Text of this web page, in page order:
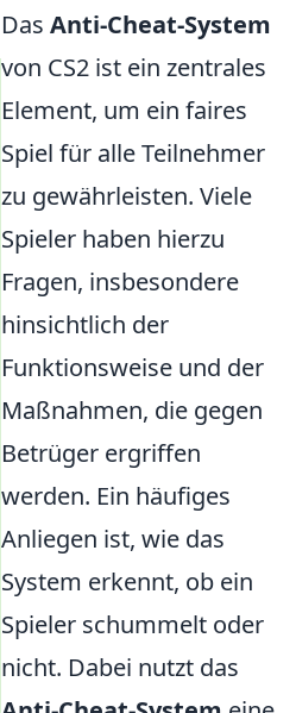
Das Anti-Cheat-System
von CS2 ist ein zentrales
Element, um ein faires
Spiel für alle Teilnehmer
zu gewährleisten. Viele
Spieler haben hierzu
Fragen, insbesondere
hinsichtlich der
Funktionsweise und der
Maßnahmen, die gegen
Betrüger ergriffen
werden. Ein häufiges
Anliegen ist, wie das
System erkennt, ob ein
Spieler schummelt oder
nicht. Dabei nutzt das